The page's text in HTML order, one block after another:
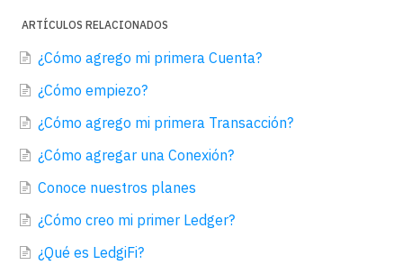
ARTÍCULOS RELACIONADOS
¿Cómo agrego mi primera Cuenta?
¿Cómo empiezo?
¿Cómo agrego mi primera Transacción?
¿Cómo agregar una Conexión?
Conoce nuestros planes
¿Cómo creo mi primer Ledger?
¿Qué es LedgiFi?